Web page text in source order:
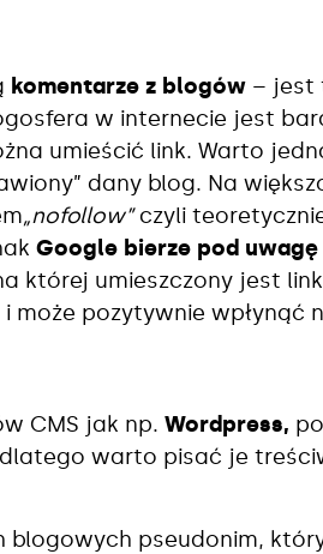
komentarze z blogów – jest
w internecie jest
umieścić link. Warto
dany blog. Na
„nofollow”czyli
Google bierze pod
której umieszczony jest
może pozytywnie wpłynąć
CMS jak np. Wordpress,
warto pisać je
blogowych pseudonim,